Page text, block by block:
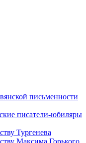
письменности
писатели-юбиляры
Тургенева
Максима Горького